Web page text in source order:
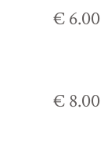
€ 6.00
€ 8.00